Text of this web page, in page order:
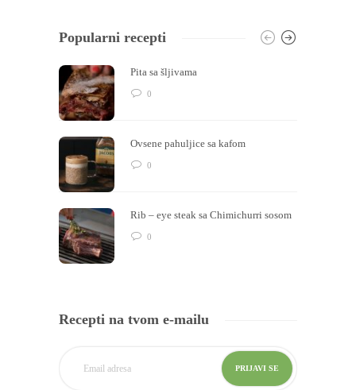
Popularni recepti
Pita sa šljivama
0
Ovsene pahuljice sa kafom
0
Rib – eye steak sa Chimichurri sosom
0
Recepti na tvom e-mailu